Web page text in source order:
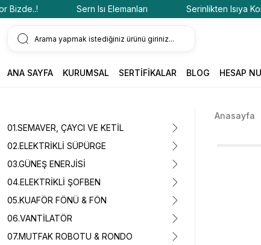
Sern Isı Elemanları Serinlikten Isıya
ANA SAYFA KURUMSAL SERTİFİKALAR BLOG HESAP
01.SEMAVER, ÇAYCI VE KETİL
02.ELEKTRİKLİ SÜPÜRGE
03.GÜNEŞ ENERJİSİ
04.ELEKTRİKLİ ŞOFBEN
05.KUAFÖR FÖNÜ & FÖN
06.VANTİLATÖR
07.MUTFAK ROBOTU & RONDO
Anasayfa